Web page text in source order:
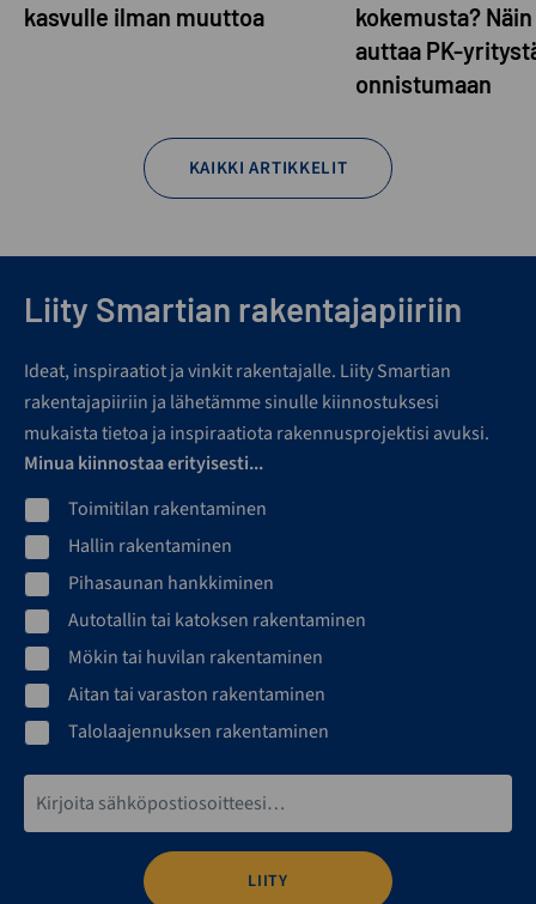
kasvulle ilman muuttoa
kokemusta?
auttaa PK-
onnistumaan
KAIKKI ARTIKKELIT
Liity Smartian rakentajapiiriin
Ideat, inspiraatiot ja vinkit rakentajalle. Liity Smartian
rakentajapiiriin ja lähetämme sinulle kiinnostuksesi
mukaista tietoa ja inspiraatiota rakennusprojektisi avuksi.
Minua kiinnostaa erityisesti...
Toimitilan rakentaminen
Hallin rakentaminen
Pihasaunan hankkiminen
Autotallin tai katoksen rakentaminen
Mökin tai huvilan rakentaminen
Aitan tai varaston rakentaminen
Talolaajennuksen rakentaminen